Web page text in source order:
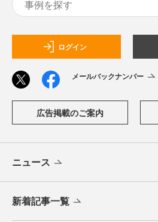
ログイン
メールバックナンバー
広告掲載のご案内
ニュース
新着記事一覧